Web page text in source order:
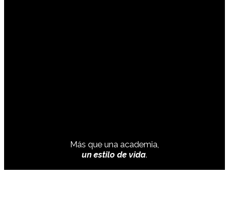
Más que una academia,
un estilo de vida.